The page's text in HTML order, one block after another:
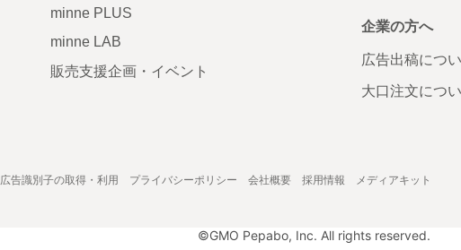
minne PLUS
minne LAB
販売支援企画・イベント
企業の方へ
広告出稿につ
大口注文につ
広告識別子の取得・利用 プライバシーポリシー 会社概要 採用情報 メディアキット
©GMO Pepabo, Inc. All rights reserved.